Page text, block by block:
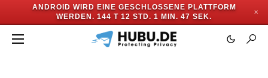
ANDROID WIRD EINE GESCHLOSSENE PLATTFORM
WERDEN. 144 T 12 STD. 1 MIN. 46 SEK.
✕